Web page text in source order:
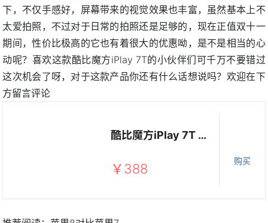
下，不仅手感好，屏幕带来的视觉效果也丰富，虽然基本上不
太爱拍照，不过对于日常的拍照还是足够的，现在正值双十一
期间，性价比极高的它也有着很大的优惠呦，是不是相当的心
动呢？喜欢这款酷比魔方iPlay 7T的小伙伴们可千万不要错过
这次机会了呀，对于这款产品你还有什么话想说吗？欢迎在下
方留言评论
酷比魔方iPlay 7T 6.98英寸四核掌上高清娱乐追剧安卓平板电脑 黑色
￥388
购买